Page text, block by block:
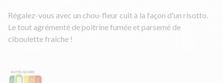
Régalez-vous avec un chou-fleur cuit à la façon d'un risotto.
Le tout agrémenté de poitrine fumée et parsemé de
ciboulette fraîche !